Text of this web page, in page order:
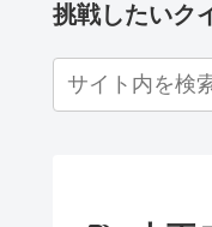
挑戦したいク